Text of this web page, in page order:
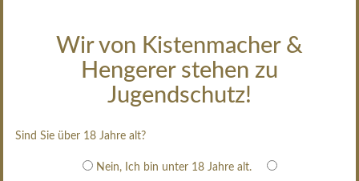
Wir von Kistenmacher &
Hengerer stehen zu
Jugendschutz!
Sind Sie über 18 Jahre alt?
Nein, Ich bin unter 18 Jahre alt.
Sommerpaket 2026
64,90 €
0,75 Liter
Zum Angebot